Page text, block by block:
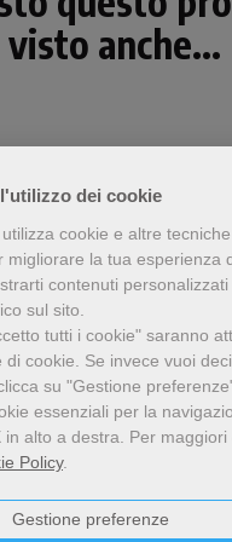
dei cookie
cookie e altre
migliorare la tua esperienza
contenuti personalizzati
sul sito.
tutti i cookie" saranno
cookie. Se invece vuoi
su "Gestione
essenziali per la
alto a destra. Per maggiori
Policy.
Gestione preferenze
visto anche...
- 5%
Una Bibbia illustrata che
i fatti nel contesto del
tempo, propone i
simpatica e avvincente,
aiuta i ragazzi
Bibbia ragazzi
9,03 €